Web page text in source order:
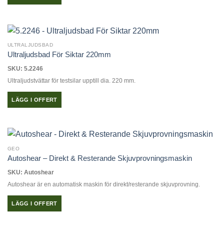
ULTRALJUDSBAD
Ultraljudsbad För Siktar 220mm
SKU: 5.2246
Ultraljudstvättar för testsilar upptill dia. 220 mm.
LÄGG I OFFERT
GEO
Autoshear – Direkt & Resterande Skjuvprovningsmaskin
SKU: Autoshear
Autoshear är en automatisk maskin för direkt/resterande skjuvprovning.
LÄGG I OFFERT